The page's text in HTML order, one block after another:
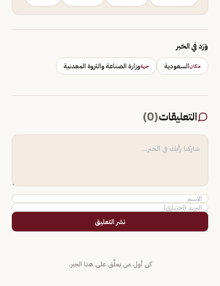
وَرَد في الخبر
مكانالسعودية جهةوزارة الصناعة والثروة المعدنية
التعليقات(
0
)
نشر التعليق
كن أول من يعلّق على هذا الخبر.